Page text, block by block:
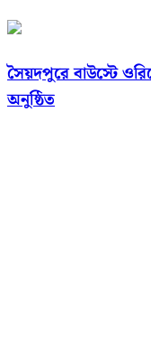
সৈয়দপুরে বাউস্টে
অনুষ্ঠিত